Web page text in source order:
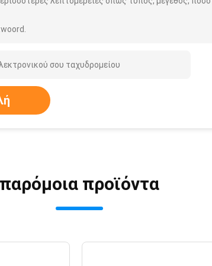
παρόμοια προϊόντα